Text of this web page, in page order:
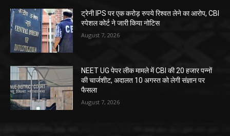
ट्रेनी IPS पर एक करोड़ रुपये रिश्वत लेने का आरोप, CBI
स्पेशल कोर्ट ने जारी किया नोटिस
August 7, 2026
NEET UG पेपर लीक मामले में CBI की 20 हजार पन्नों
की चार्जशीट, अदालत 10 अगस्त को लेगी संज्ञान पर
फैसला
August 7, 2026